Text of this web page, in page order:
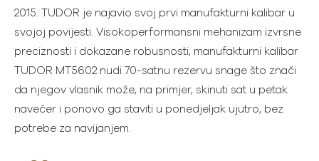
2015. TUDOR je najavio svoj prvi manufakturni kalibar u
svojoj povijesti. Visokoperformansni mehanizam izvrsne
preciznosti i dokazane robusnosti, manufakturni kalibar
TUDOR MT5602 nudi 70-satnu rezervu snage što znači
da njegov vlasnik može, na primjer, skinuti sat u petak
navečer i ponovo ga staviti u ponedjeljak ujutro, bez
potrebe za navijanjem.